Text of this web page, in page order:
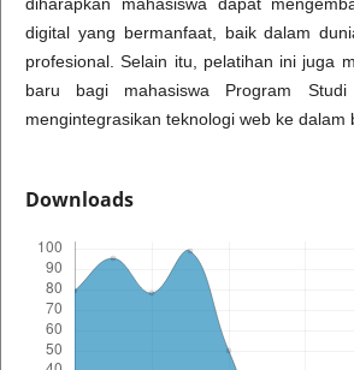
digital yang bermanfaat, baik dalam
profesional. Selain itu, pelatihan ini juga
baru bagi mahasiswa Program Studi
mengintegrasikan teknologi web ke dalam
Downloads